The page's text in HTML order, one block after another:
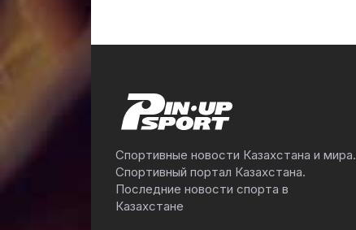
Спортивные новости Казахстана и мира.
Спортивный портал Казахстана.
Последние новости спорта в
Казахстане